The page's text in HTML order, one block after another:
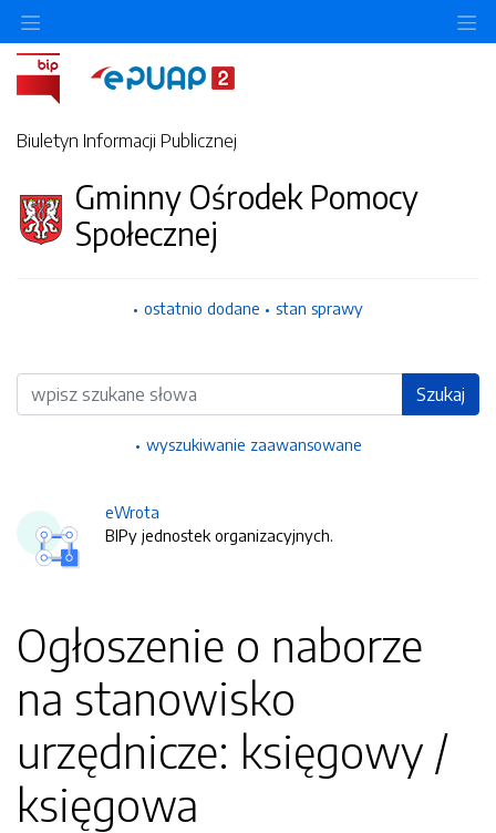
Biuletyn Informacji Publicznej
Gminny Ośrodek Pomocy
Społecznej
ostatnio dodane stan sprawy
Wyszukiwarka Szukaj
wyszukiwanie zaawansowane
eWrota
BIPy jednostek organizacyjnych.
Ogłoszenie o naborze
na stanowisko
urzędnicze: księgowy /
księgowa